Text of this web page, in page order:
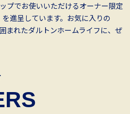
プでお使いいただけるオーナー限定
進呈しています。お気に入りの
まれたダルトンホームライフに、ぜ